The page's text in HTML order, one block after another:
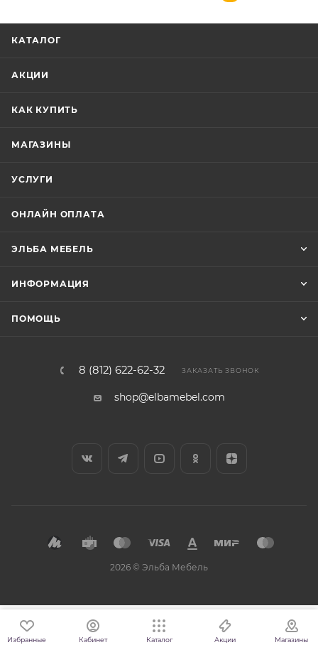
КАТАЛОГ
АКЦИИ
КАК КУПИТЬ
МАГАЗИНЫ
УСЛУГИ
ОНЛАЙН ОПЛАТА
ЭЛЬБА МЕБЕЛЬ
ИНФОРМАЦИЯ
ПОМОЩЬ
8 (812) 622-62-32 ЗАКАЗАТЬ ЗВОНОК
shop@elbamebel.com
2026 © Эльба Мебель
Избранные Кабинет Каталог Акции Магазины